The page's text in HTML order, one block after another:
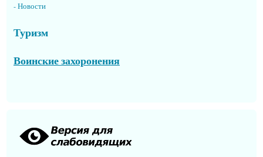
- Новости
Туризм
Воинские захоронения